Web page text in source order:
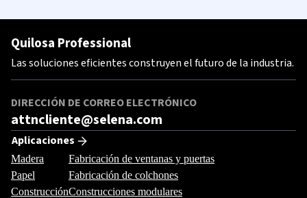
Quilosa Professional
Las soluciones eficientes construyen el futuro de la industria.
DIRECCIÓN DE CORREO ELECTRÓNICO
attncliente@selena.com
Aplicaciones
Madera
Papel
Construcción
Fabricación de ventanas y puertas
Fabricación de colchones
Construcciones modulares